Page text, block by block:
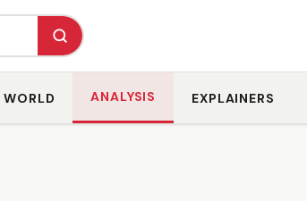
WORLD ANALYSIS EXPLAINERS